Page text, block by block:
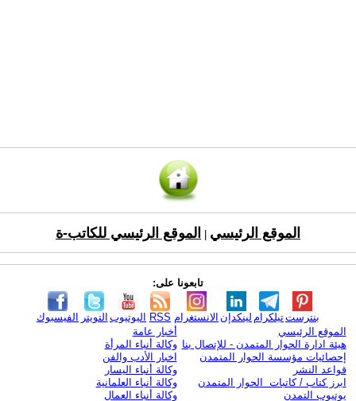
الموقع الرئيسي الموقع الرئيسي للكاتب-ة
تابعونا على:
الفيسبوك التويتر اليوتيوب RSS الانستغرام لينكدإن تيلكرامبنترست
الموقع الرئيسي
هيئة ادارة الحوار المتمدن - للإتصال بنا
إحصائيات مؤسسة الحوار المتمدن
قواعد النشر
ابرز كتاب / كاتبات الحوار المتمدن
يوتيوب التمدن
أخبار عامة
وكالة أنباء المرأة
اخبار الأدب والفن
وكالة أنباء اليسار
وكالة أنباء العلمانية
وكالة أنباء العمال